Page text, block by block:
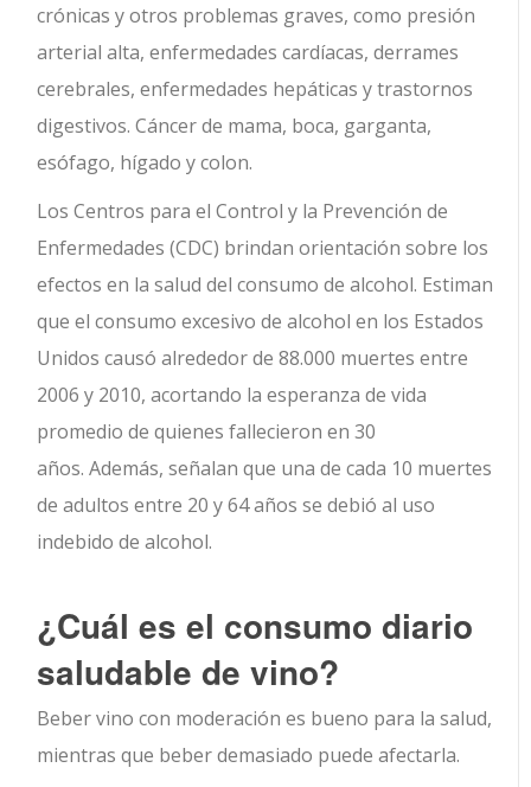
crónicas y otros problemas graves, como presión
arterial alta, enfermedades cardíacas, derrames
cerebrales, enfermedades hepáticas y trastornos
digestivos. Cáncer de mama, boca, garganta,
esófago, hígado y colon.
Los Centros para el Control y la Prevención de
Enfermedades (CDC) brindan orientación sobre los
efectos en la salud del consumo de alcohol. Estiman
que el consumo excesivo de alcohol en los Estados
Unidos causó alrededor de 88.000 muertes entre
2006 y 2010, acortando la esperanza de vida
promedio de quienes fallecieron en 30
años. Además, señalan que una de cada 10 muertes
de adultos entre 20 y 64 años se debió al uso
indebido de alcohol.
¿Cuál es el consumo diario
saludable de vino?
Beber vino con moderación es bueno para la salud,
mientras que beber demasiado puede afectarla.